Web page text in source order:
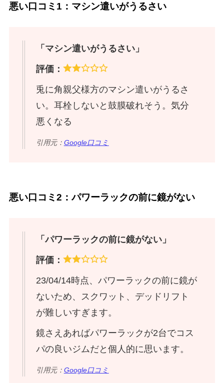
悪い口コミ1：マシン遣いがうるさい
「マシン遣いがうるさい」
評価：
兎に角親父様方のマシン遣いがうるさ
い。耳栓しないと鼓膜破れそう。気分
悪くなる
引用元： Google口コミ
悪い口コミ2：パワーラックの前に鏡がない
「パワーラックの前に鏡がない」
評価：
23/04/14時点、パワーラックの前に鏡が
ないため、スクワット、デッドリフト
が難しいすぎます。
鏡さえあればパワーラックが2台でコス
パの良いジムだと個人的に思います。
引用元： Google口コミ